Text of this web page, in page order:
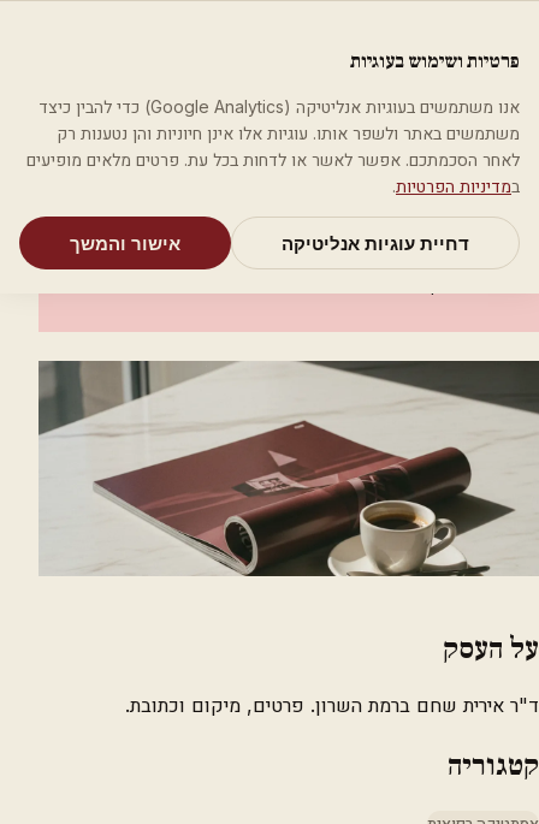
מאמריםקטגוריותחיפושאודות
בית קטגוריות אסתטיקה רפואית ד"ר אירית שחם
אסתטיקה רפואית
ד"ר אירית שחם
על העסק
ד"ר אירית שחם ברמת השרון. פרטים, מיקום וכתובת.
קטגוריה
פרטיות ושימוש בעוגיות
אנו משתמשים בעוגיות אנליטיקה (Google Analytics) כדי להבין כיצד
משתמשים באתר ולשפר אותו. עוגיות אלו אינן חיוניות והן נטענות רק
לאחר הסכמתכם. אפשר לאשר או לדחות בכל עת. פרטים מלאים מופיעים
במדיניות הפרטיות.
דחיית עוגיות אנליטיקה אישור והמשך